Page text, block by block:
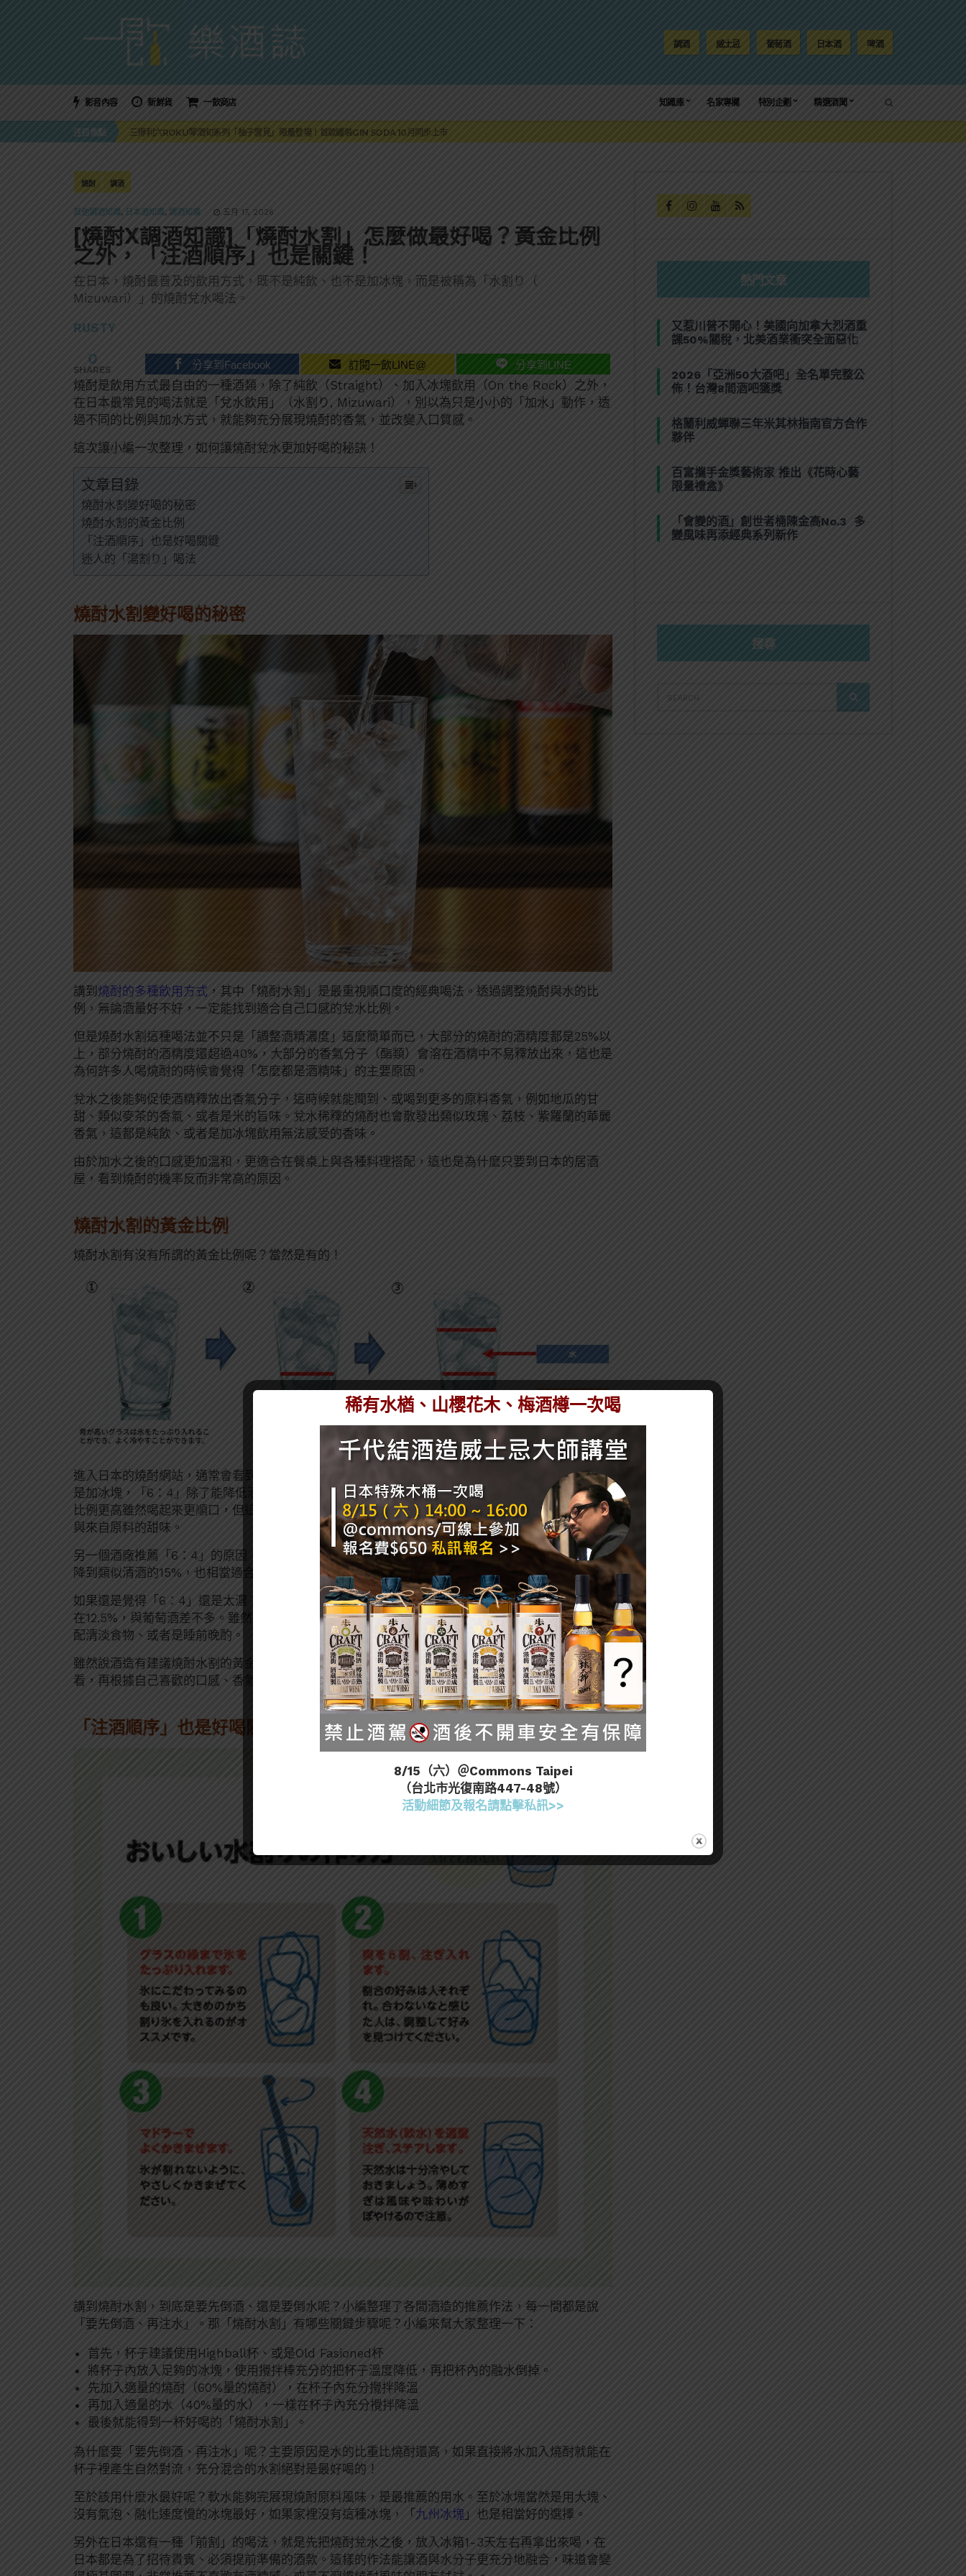
調酒 威士忌 葡萄酒 日本酒 啤酒
影音內容 新鮮貨 一飲商店 知識庫 名家專欄 特別企劃 精選酒聞
注目焦點
萬眾敲碗如期回歸！SUNMAI金色三麥3度攜手花蓮瓜農品牌「阿強西瓜」
三得利六ROKU琴酒旬系列「柚子雪見」限量登場！首款罐裝GIN SODA 10月同步上市
美國正式恢復蘇格蘭威士忌零關稅！烈酒產業再次迎來重磅利多
ABSOLUT 攜手 TABASCO® 重磅跨界，辣味伏特加7月強勢登台一口重擊味蕾
三得利六ROKU琴酒旬系列「柚子雪見」限量登場！首款罐裝GIN SODA 10月同步上市
燒酎 調酒
其他調酒知識, 日本酒知識, 調酒知識 五月 17, 2026
[燒酎X調酒知識]「燒酎水割」怎麼做最好喝？黃金比例
之外，「注酒順序」也是關鍵！
在日本，燒酎最普及的飲用方式，既不是純飲、也不是加冰塊，而是被稱為「水割り（
Mizuwari）」的燒酎兌水喝法。
RUSTY
0
SHARES 分享到Facebook 訂閱一飲LINE@ 分享到LINE
燒酎是飲用方式最自由的一種酒類，除了純飲（Straight）、加入冰塊飲用（On the Rock）之外，
在日本最常見的喝法就是「兌水飲用」（水割り, Mizuwari），別以為只是小小的「加水」動作，透
過不同的比例與加水方式，就能夠充分展現燒酎的香氣，並改變入口質感。
這次讓小編一次整理，如何讓燒酎兌水更加好喝的秘訣！
文章目錄
燒酎水割變好喝的秘密
燒酎水割的黃金比例
「注酒順序」也是好喝關鍵
迷人的「湯割り」喝法
燒酎水割變好喝的秘密
講到 燒酎的多種飲用方式 ，其中「燒酎水割」是最重視順口度的經典喝法。透過調整燒酎與水的比
例，無論酒量好不好，一定能找到適合自己口感的兌水比例。
但是燒酎水割這種喝法並不只是「調整酒精濃度」這麼簡單而已，大部分的燒酎的酒精度都是25%以
上，部分燒酎的酒精度還超過40%，大部分的香氣分子（酯類）會溶在酒精中不易釋放出來，這也是
為何許多人喝燒酎的時候會覺得「怎麼都是酒精味」的主要原因。
兌水之後能夠促使酒精釋放出香氣分子，這時候就能聞到、或喝到更多的原料香氣，例如地瓜的甘
甜、類似麥茶的香氣、或者是米的旨味。兌水稀釋的燒酎也會散發出類似玫瑰、荔枝、紫羅蘭的華麗
香氣，這都是純飲、或者是加冰塊飲用無法感受的香味。
由於加水之後的口感更加溫和，更適合在餐桌上與各種料理搭配，這也是為什麼只要到日本的居酒
屋，看到燒酎的機率反而非常高的原因。
燒酎水割的黃金比例
燒酎水割有沒有所謂的黃金比例呢？當然是有的！
進入日本的燒酎網站，通常會看到酒廠說「燒酎：水＝6：4」是最推薦的黃金比例。相對於純飲或
是加冰塊，「6：4」除了能降低酒精刺激感，還能夠充分感受燒酎本身風味。對於酒廠來說，兌水
比例更高雖然喝起來更順口，但這個比例不僅能充分品味原料香氣，還能由口中感受到燒酎的醇厚感
與來自原料的甜味。
另一個酒廠推薦「6：4」的原因，是一般的燒酎酒精度是25%，經過這個比例稀釋後，酒精度就能
降到類似清酒的15%，也相當適合與日料搭配。
如果還是覺得「6：4」還是太濃？那酒造都會建議從「5：5」開始，依這個比例兌水後的酒精度落
在12.5%，與葡萄酒差不多。雖然酒精更低、口感更柔和，但仍保留燒酎特有香味輪廓，相當適合搭
配清淡食物、或者是睡前晚酌。
雖然說酒造有建議燒酎水割的黃金比例，但不表示一定得這樣喝不可。可以先依據酒造的建議喝喝
看，再根據自己喜歡的口感、香氣調整比例，只要自己覺得好喝，每種兌水比例都是「黃金比例」。
「注酒順序」也是好喝關鍵
講到燒酎水割，到底是要先倒酒、還是要倒水呢？小編整理了各間酒造的推薦作法，每一間都是說
「要先倒酒、再注水」。那「燒酎水割」有哪些關鍵步驟呢？小編來幫大家整理一下：
首先，杯子建議使用Highball杯、或是Old Fasioned杯
將杯子內放入足夠的冰塊，使用攪拌棒充分的把杯子溫度降低，再把杯內的融水倒掉。
先加入適量的燒酎（60%量的燒酎），在杯子內充分攪拌降溫
再加入適量的水（40%量的水），一樣在杯子內充分攪拌降溫
最後就能得到一杯好喝的「燒酎水割」。
為什麼要「要先倒酒、再注水」呢？主要原因是水的比重比燒酎還高，如果直接將水加入燒酎就能在
杯子裡產生自然對流，充分混合的水割絕對是最好喝的！
至於該用什麼水最好呢？軟水能夠完展現燒酎原料風味，是最推薦的用水。至於冰塊當然是用大塊、
沒有氣泡、融化速度慢的冰塊最好，如果家裡沒有這種冰塊，「 九州冰塊 」也是相當好的選擇。
另外在日本還有一種「前割」的喝法，就是先把燒酎兌水之後，放入冰箱1-3天左右再拿出來喝，在
日本都是為了招待貴賓、必須提前準備的酒款。這樣的作法能讓酒與水分子更充分地融合，味道會變
熱門文章
又惹川普不開心！美國向加拿大烈酒重
課50%關稅，北美酒業衝突全面惡化
2026「亞洲50大酒吧」全名單完整公
佈！台灣8間酒吧獲獎
格蘭利威蟬聯三年米其林指南官方合作
夥伴
百富攜手金獎藝術家 推出《花時心藝
限量禮盒》
「會變的酒」創世者桶陳金高No.3 多
變風味再添經典系列新作
搜尋
FOR:
SEARCH
稀有水楢、山櫻花木、梅酒樽一次喝
8/15（六）＠Commons Taipei
（台北市光復南路447-48號）
活動細節及報名請點擊私訊>>